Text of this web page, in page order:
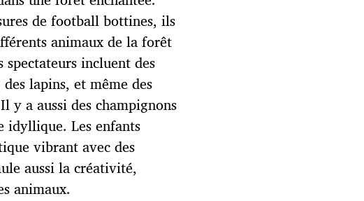
de football bottines, ils
animaux de la forêt
incluent des
lapins, et même des
y a aussi des champignons
idyllique. Les enfants
vibrant avec des
aussi la créativité,
animaux.